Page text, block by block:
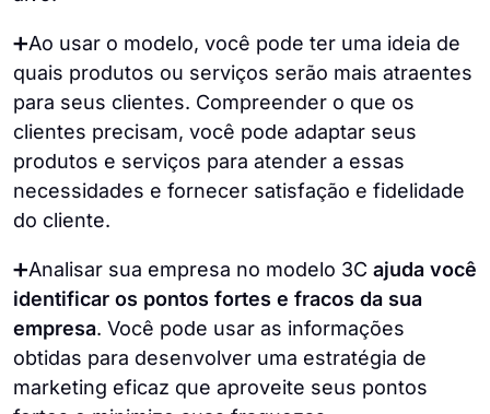
➕Ao usar o modelo, você pode ter uma ideia de
quais produtos ou serviços serão mais atraentes
para seus clientes. Compreender o que os
clientes precisam, você pode adaptar seus
produtos e serviços para atender a essas
necessidades e fornecer satisfação e fidelidade
do cliente.
➕Analisar sua empresa no modelo 3C ajuda você
identificar os pontos fortes e fracos da sua
empresa. Você pode usar as informações
obtidas para desenvolver uma estratégia de
marketing eficaz que aproveite seus pontos